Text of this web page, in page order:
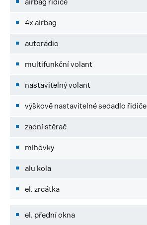
4x airbag
autorádio
multifunkční volant
nastavitelný volant
výškově nastavitelné sedadlo řidiče
zadní stěrač
mlhovky
alu kola
el. zrcátka
el. přední okna